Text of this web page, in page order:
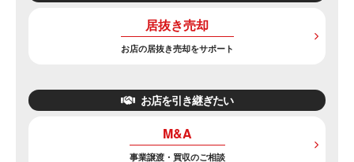
居抜き売却
お店の居抜き売却をサポート
お店を引き継ぎたい
M&A
事業譲渡・買収のご相談